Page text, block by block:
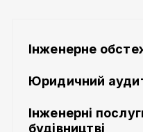
Інженерне
Юридичний
Інженерні
будівництві